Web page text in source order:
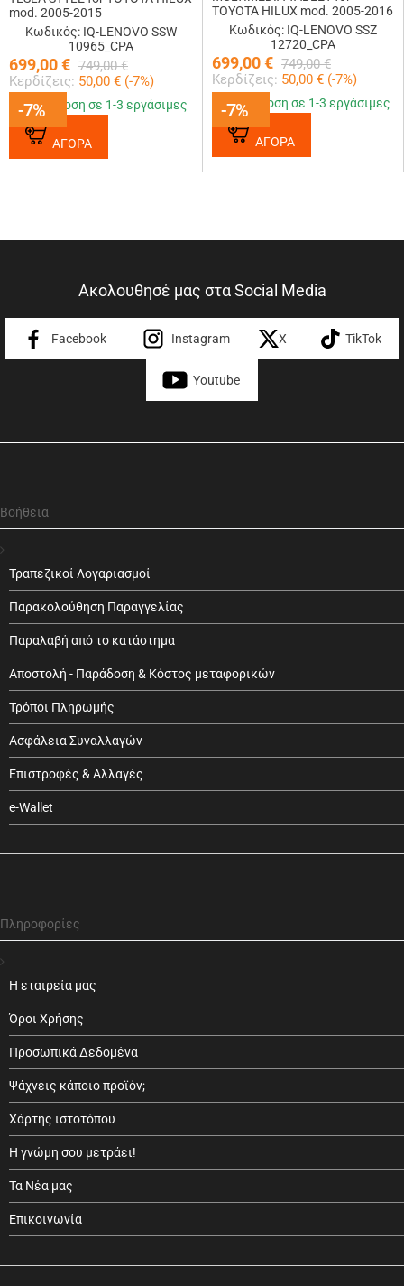
-7%
mod. 2005-2015
Κωδικός: IQ-LENOVO SSW
10965_CPA
699,00€ 749,00 €
Κερδίζεις: 50,00 € (-7%)
-7%
Παράδοση σε 1-3 εργάσιμες
ΑΓΟΡΑ
-7%
TOYOTA HILUX mod. 2005-2016
Κωδικός: IQ-LENOVO SSZ
12720_CPA
699,00€ 749,00 €
Κερδίζεις: 50,00 € (-7%)
-7%
Παράδοση σε 1-3 εργάσιμες
ΑΓΟΡΑ
Ακολουθησέ μας στα Social Media
Facebook Instagram X TikTok
Youtube
Βοήθεια
Τραπεζικοί Λογαριασμοί
Παρακολούθηση Παραγγελίας
Παραλαβή από το κατάστημα
Αποστολή - Παράδοση & Κόστος μεταφορικών
Τρόποι Πληρωμής
Ασφάλεια Συναλλαγών
Επιστροφές & Αλλαγές
e-Wallet
Πληροφορίες
Η εταιρεία μας
Όροι Χρήσης
Προσωπικά Δεδομένα
Ψάχνεις κάποιο προϊόν;
Χάρτης ιστοτόπου
Η γνώμη σου μετράει!
Τα Νέα μας
Επικοινωνία